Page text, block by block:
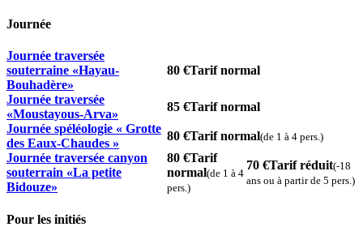
Journée
Journée traversée
souterraine «Hayau-
Bouhadère»
80 €Tarif normal
Journée traversée
«Moustayous-Arva»
85 €Tarif normal
Journée spéléologie « Grotte
des Eaux-Chaudes »
80 €Tarif normal(de 1 à 4 pers.)
Journée traversée canyon
souterrain «La petite
Bidouze»
80 €Tarif
normal(de 1 à 4
pers.)
70 €Tarif réduit(-18
ans ou à partir de 5 pers.)
Pour les initiés